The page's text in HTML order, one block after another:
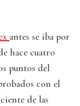
antes se iba por
hace cuatro
puntos del
con el
de las